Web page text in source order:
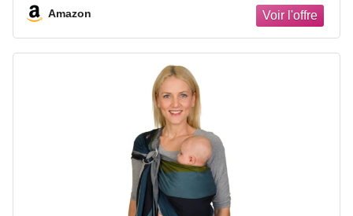
Amazon